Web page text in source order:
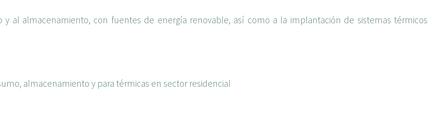
y al almacenamiento, con fuentes de energía renovable, así como a la implantación de sistemas térmicos
almacenamiento y para térmicas en sector residencial